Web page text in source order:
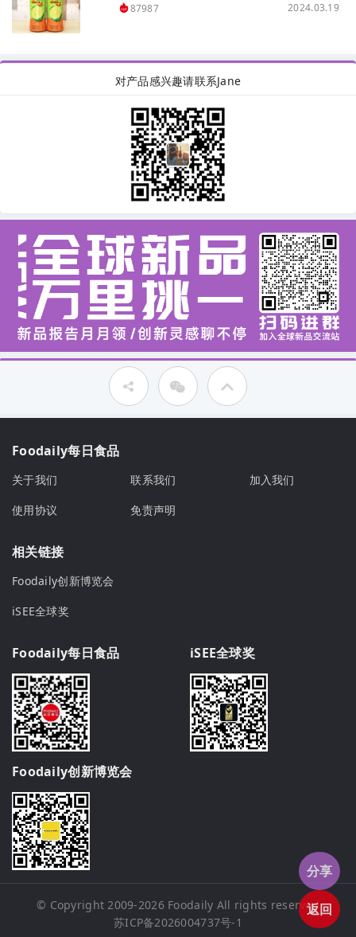
分享
返回
87987 2024.03.19
对产品感兴趣请联系Jane
Foodaily每日食品
关于我们 联系我们
加入我们
使用协议
免责声明
相关链接
Foodaily创新博览会
iSEE全球奖
Foodaily每日食品 iSEE全球奖
Foodaily创新博览会
© Copyright 2009-2026 Foodaily All rights reserved
苏ICP备2026004737号-1